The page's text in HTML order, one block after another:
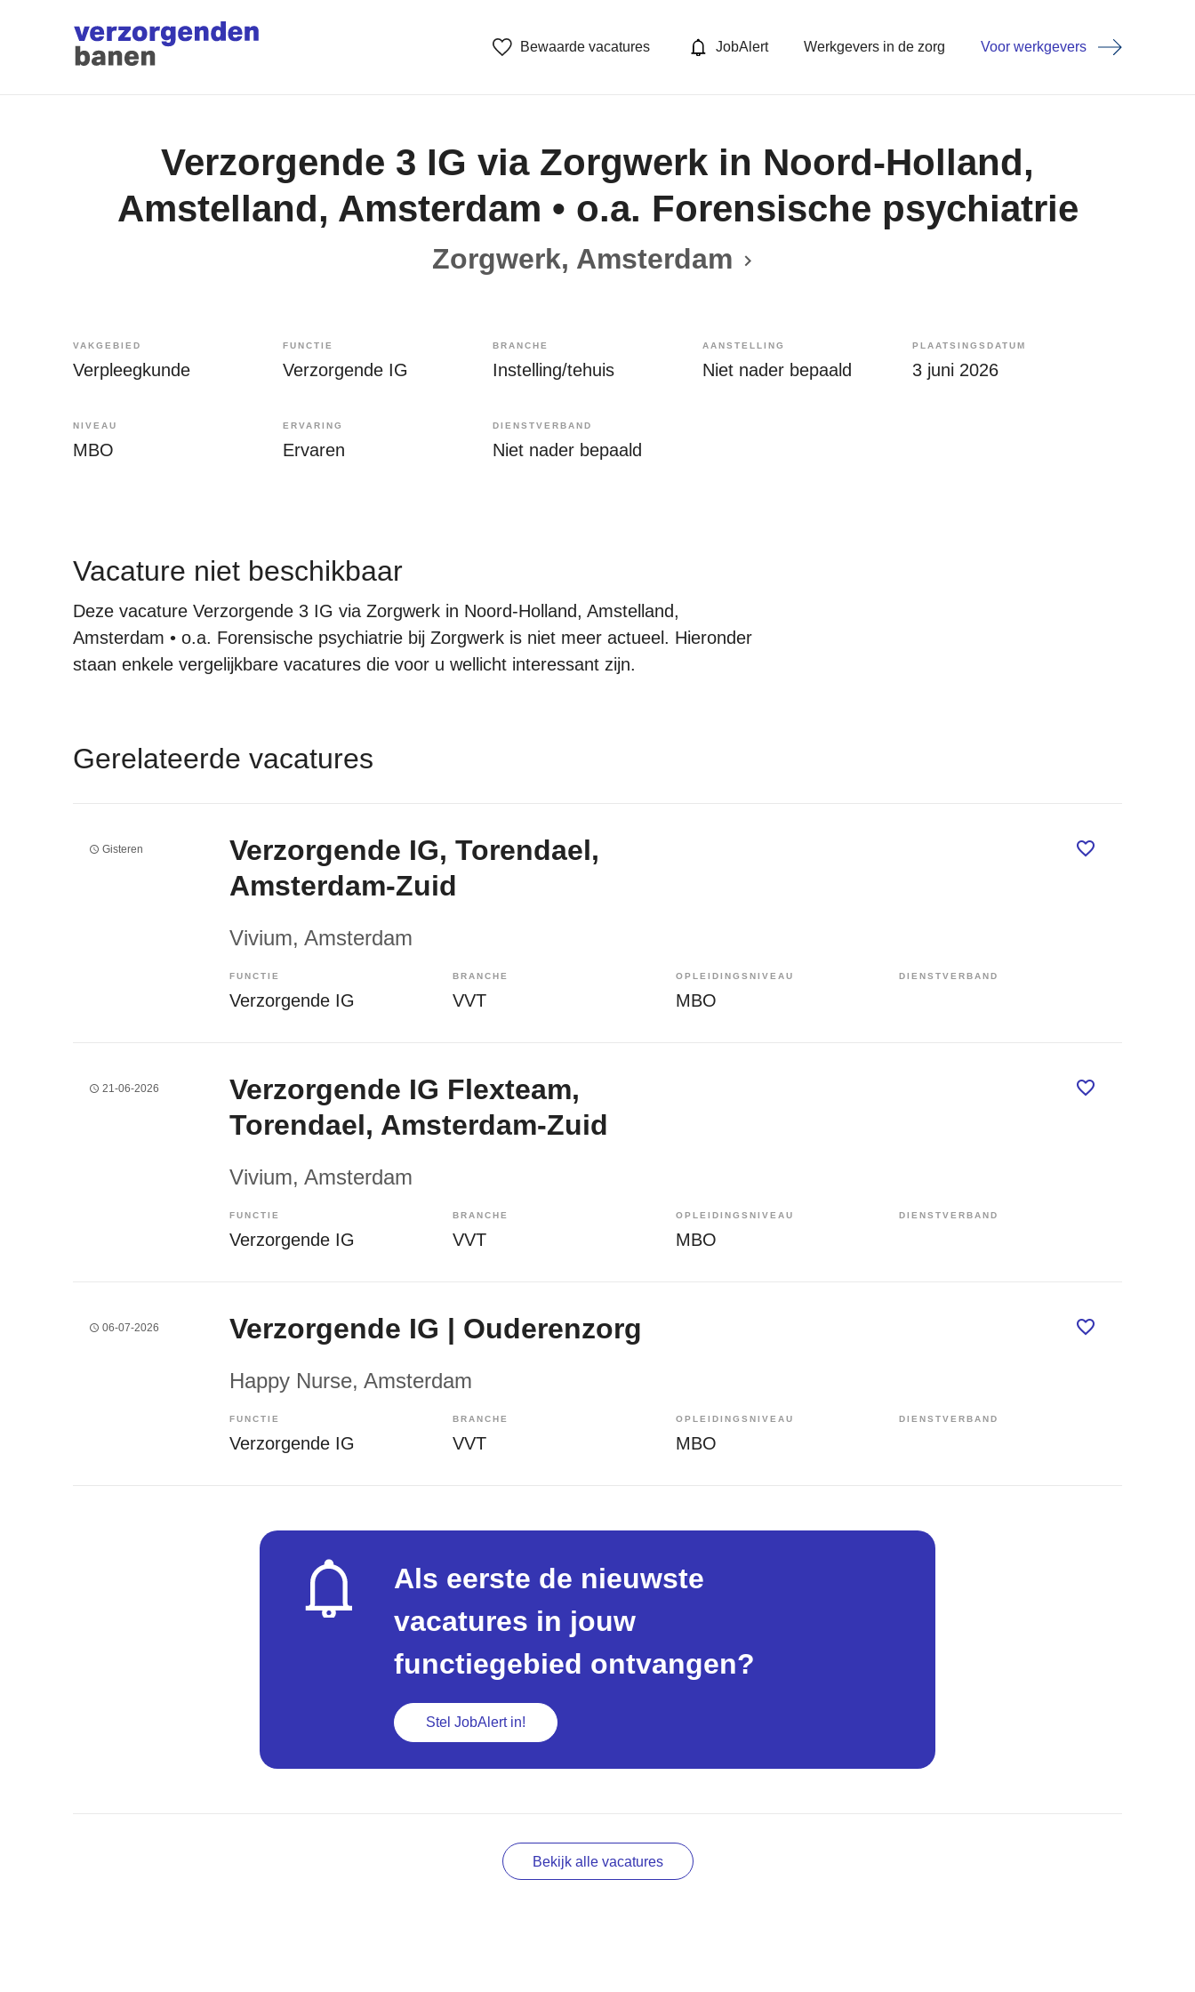
Bewaarde vacatures JobAlert Werkgevers in de zorg Voor werkgevers
Verzorgende 3 IG via Zorgwerk in Noord-Holland,
Amstelland, Amsterdam • o.a. Forensische psychiatrie
Zorgwerk, Amsterdam
VAKGEBIED
Verpleegkunde
FUNCTIE
Verzorgende IG
BRANCHE
Instelling/tehuis
AANSTELLING
Niet nader bepaald
PLAATSINGSDATUM
3 juni 2026
NIVEAU
MBO
ERVARING
Ervaren
DIENSTVERBAND
Niet nader bepaald
Vacature niet beschikbaar
Deze vacature Verzorgende 3 IG via Zorgwerk in Noord-Holland, Amstelland,
Amsterdam • o.a. Forensische psychiatrie bij Zorgwerk is niet meer actueel. Hieronder
staan enkele vergelijkbare vacatures die voor u wellicht interessant zijn.
Gerelateerde vacatures
Gisteren
Verzorgende IG, Torendael,
Amsterdam-Zuid
Vivium, Amsterdam
FUNCTIE
Verzorgende IG
BRANCHE
VVT
OPLEIDINGSNIVEAU
MBO
DIENSTVERBAND
21-06-2026
Verzorgende IG Flexteam,
Torendael, Amsterdam-Zuid
Vivium, Amsterdam
FUNCTIE
Verzorgende IG
BRANCHE
VVT
OPLEIDINGSNIVEAU
MBO
DIENSTVERBAND
06-07-2026 Verzorgende IG | Ouderenzorg
Happy Nurse, Amsterdam
FUNCTIE
Verzorgende IG
BRANCHE
VVT
OPLEIDINGSNIVEAU
MBO
DIENSTVERBAND
Als eerste de nieuwste
vacatures in jouw
functiegebied ontvangen?
Stel JobAlert in!
Bekijk alle vacatures